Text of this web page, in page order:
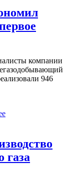
компании
946
газа